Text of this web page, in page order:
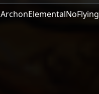
ArchonElementalNoFlying